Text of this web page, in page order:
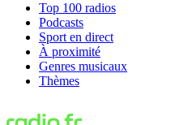
Top 100 radios
Podcasts
Sport en direct
À proximité
Genres musicaux
Thèmes